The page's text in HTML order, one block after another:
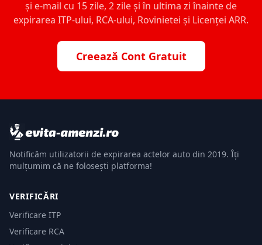
și e-mail cu 15 zile, 2 zile și în ultima zi înainte de
expirarea ITP-ului, RCA-ului, Rovinietei și Licenței ARR.
Creează Cont Gratuit
Notificăm utilizatorii de expirarea actelor auto din 2019. Îți
mulțumim că ne folosești platforma!
VERIFICĂRI
Verificare ITP
Verificare RCA